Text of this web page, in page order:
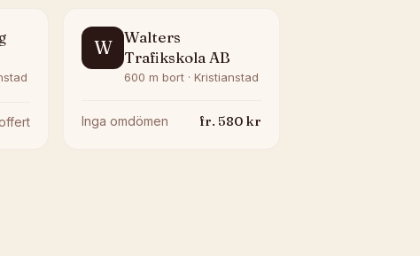
W
Walters
Trafikskola AB
600 m bort · Kristianstad
Inga omdömen fr. 580 kr